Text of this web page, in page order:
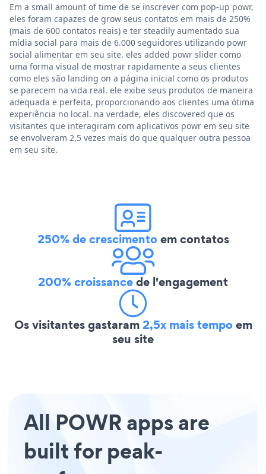
Em a small amount of time de se inscrever com pop-up powr,
eles foram capazes de grow seus contatos em mais de 250%
(mais de 600 contatos reais) e ter steadily aumentado sua
mídia social para mais de 6.000 seguidores utilizando powr
social alimentar em seu site. eles added powr slider como
uma forma visual de mostrar rapidamente a seus clientes
como eles são landing on a página inicial como os produtos
se parecem na vida real. ele exibe seus produtos de maneira
adequada e perfeita, proporcionando aos clientes uma ótima
experiência no local. na verdade, eles discovered que os
visitantes que interagiram com aplicativos powr em seu site
se envolveram 2,5 vezes mais do que qualquer outra pessoa
em seu site.
250% de crescimentoem contatos
200% croissancede l'engagement
Os visitantes gastaram2,5x mais tempoem
seu site
All POWR apps are
built for peak-